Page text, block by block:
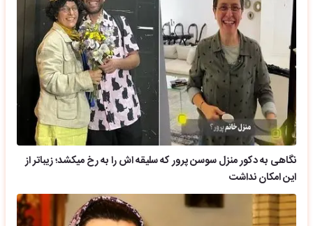
نگاهی به دکور منزل سوسن پرور که سلیقه اش را به رخ میکشد؛ زیباتر از
این امکان نداشت